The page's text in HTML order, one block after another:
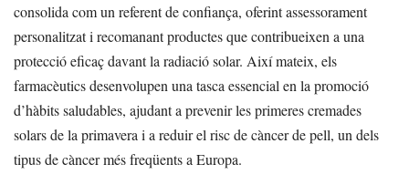
consolida com un referent de confiança, oferint assessorament
personalitzat i recomanant productes que contribueixen a una
protecció eficaç davant la radiació solar. Així mateix, els
farmacèutics desenvolupen una tasca essencial en la promoció
d’hàbits saludables, ajudant a prevenir les primeres cremades
solars de la primavera i a reduir el risc de càncer de pell, un dels
tipus de càncer més freqüents a Europa.